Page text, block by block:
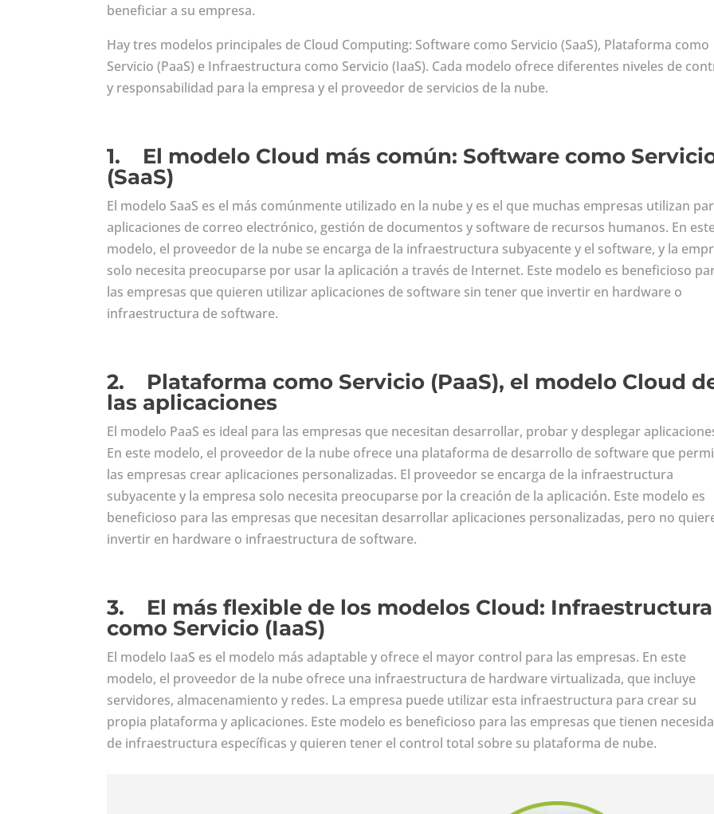
beneficiar a su empresa.
Hay tres modelos principales de Cloud Computing: Software como Servicio (SaaS), Plataforma como
Servicio (PaaS) e Infraestructura como Servicio (IaaS). Cada modelo ofrece diferentes niveles de
y responsabilidad para la empresa y el proveedor de servicios de la nube.
1. El modelo Cloud más común: Software como
(SaaS)
El modelo SaaS es el más comúnmente utilizado en la nube y es el que muchas empresas utilizan
aplicaciones de correo electrónico, gestión de documentos y software de recursos humanos. En
modelo, el proveedor de la nube se encarga de la infraestructura subyacente y el software, y la
solo necesita preocuparse por usar la aplicación a través de Internet. Este modelo es beneficioso
las empresas que quieren utilizar aplicaciones de software sin tener que invertir en hardware o
infraestructura de software.
2. Plataforma como Servicio (PaaS), el modelo Cloud
las aplicaciones
El modelo PaaS es ideal para las empresas que necesitan desarrollar, probar y desplegar
En este modelo, el proveedor de la nube ofrece una plataforma de desarrollo de software que
las empresas crear aplicaciones personalizadas. El proveedor se encarga de la infraestructura
subyacente y la empresa solo necesita preocuparse por la creación de la aplicación. Este modelo es
beneficioso para las empresas que necesitan desarrollar aplicaciones personalizadas, pero no
invertir en hardware o infraestructura de software.
3. El más flexible de los modelos Cloud: Infraestructura
como Servicio (IaaS)
El modelo IaaS es el modelo más adaptable y ofrece el mayor control para las empresas. En este
modelo, el proveedor de la nube ofrece una infraestructura de hardware virtualizada, que incluye
servidores, almacenamiento y redes. La empresa puede utilizar esta infraestructura para crear su
propia plataforma y aplicaciones. Este modelo es beneficioso para las empresas que tienen
de infraestructura específicas y quieren tener el control total sobre su plataforma de nube.